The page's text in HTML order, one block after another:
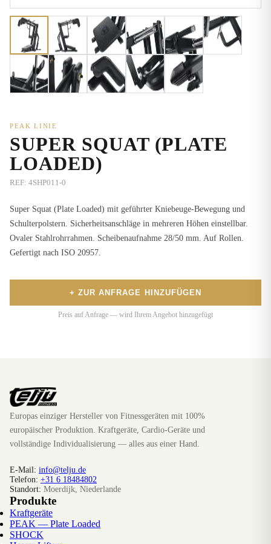
PEAK LINIE
SUPER SQUAT (PLATE
LOADED)
REF: 4SHP011-0
Super Squat (Plate Loaded) mit geführter Kniebeuge-Bewegung und
Schulterpolstern. Sicherheitsanschläge in mehreren Höhen einstellbar.
Ovaler Stahlrohrrahmen. Scheibenaufnahme 28/50 mm. Auf Rollen.
Gefertigt nach ISO 20957.
+ ZUR ANFRAGE HINZUFÜGEN
Preis auf Anfrage — wird Ihrem Angebot hinzugefügt
Europas einziger Hersteller von Fitnessgeräten mit 100%
europäischer Produktion. Kraftgeräte, Cardio-Geräte und
vollständige Individualisierung — alles aus einer Hand.
E-Mail: info@telju.de
Telefon: +31 6 18484802
Standort: Moerdijk, Niederlande
Produkte
Kraftgeräte
PEAK — Plate Loaded
SHOCK